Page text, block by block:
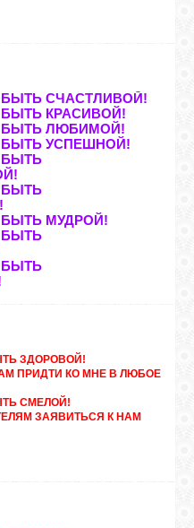
СЧАСТЛИВОЙ!
КРАСИВОЙ!
БЫТЬ ЛЮБИМОЙ!
УСПЕШНОЙ!
БЫТЬ
БЫТЬ
МУДРОЙ!
БЫТЬ
БЫТЬ
ЗДОРОВОЙ!
ПРИДТИ КО МНЕ В ЛЮБОЕ
СМЕЛОЙ!
ЗАЯВИТЬСЯ К НАМ